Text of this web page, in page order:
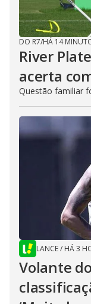
DO R7/HÁ 14
River
acerta
Questão familiar
LANCE/ HÁ 3
Volante